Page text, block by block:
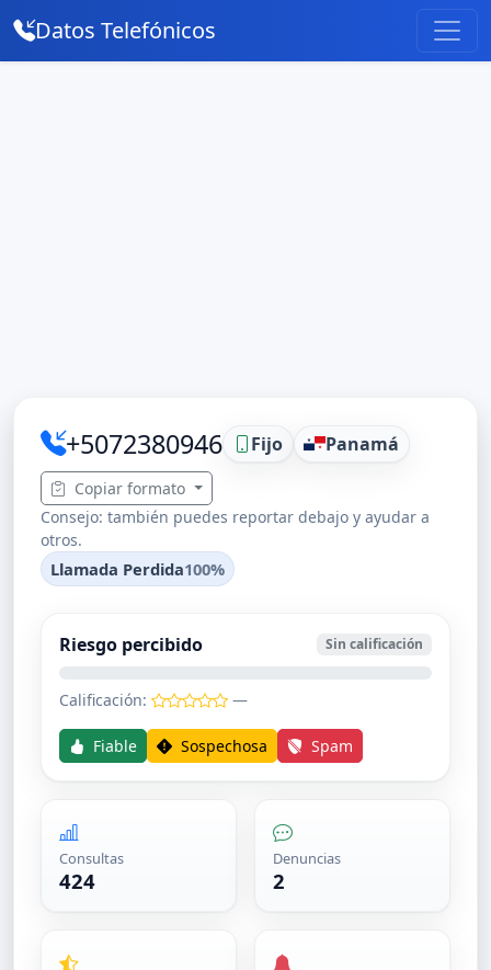
Datos Telefónicos
+5072380946 Fijo Panamá
Copiar formato
Consejo: también puedes reportar debajo y ayudar a
otros.
Llamada Perdida100%
Riesgo percibido Sin calificación
Calificación: —
Fiable Sospechosa Spam
Consultas
424
Denuncias
2